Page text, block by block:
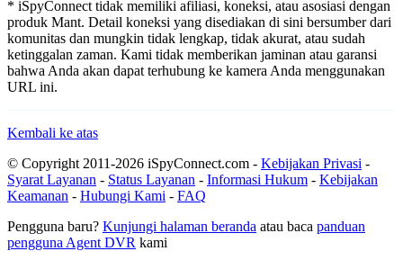
* iSpyConnect tidak memiliki afiliasi, koneksi, atau asosiasi dengan
produk Mant. Detail koneksi yang disediakan di sini bersumber dari
komunitas dan mungkin tidak lengkap, tidak akurat, atau sudah
ketinggalan zaman. Kami tidak memberikan jaminan atau garansi
bahwa Anda akan dapat terhubung ke kamera Anda menggunakan
URL ini.
Kembali ke atas
© Copyright 2011-2026 iSpyConnect.com - Kebijakan Privasi -
Syarat Layanan - Status Layanan - Informasi Hukum - Kebijakan
Keamanan - Hubungi Kami - FAQ
Pengguna baru? Kunjungi halaman beranda atau baca panduan
pengguna Agent DVR kami